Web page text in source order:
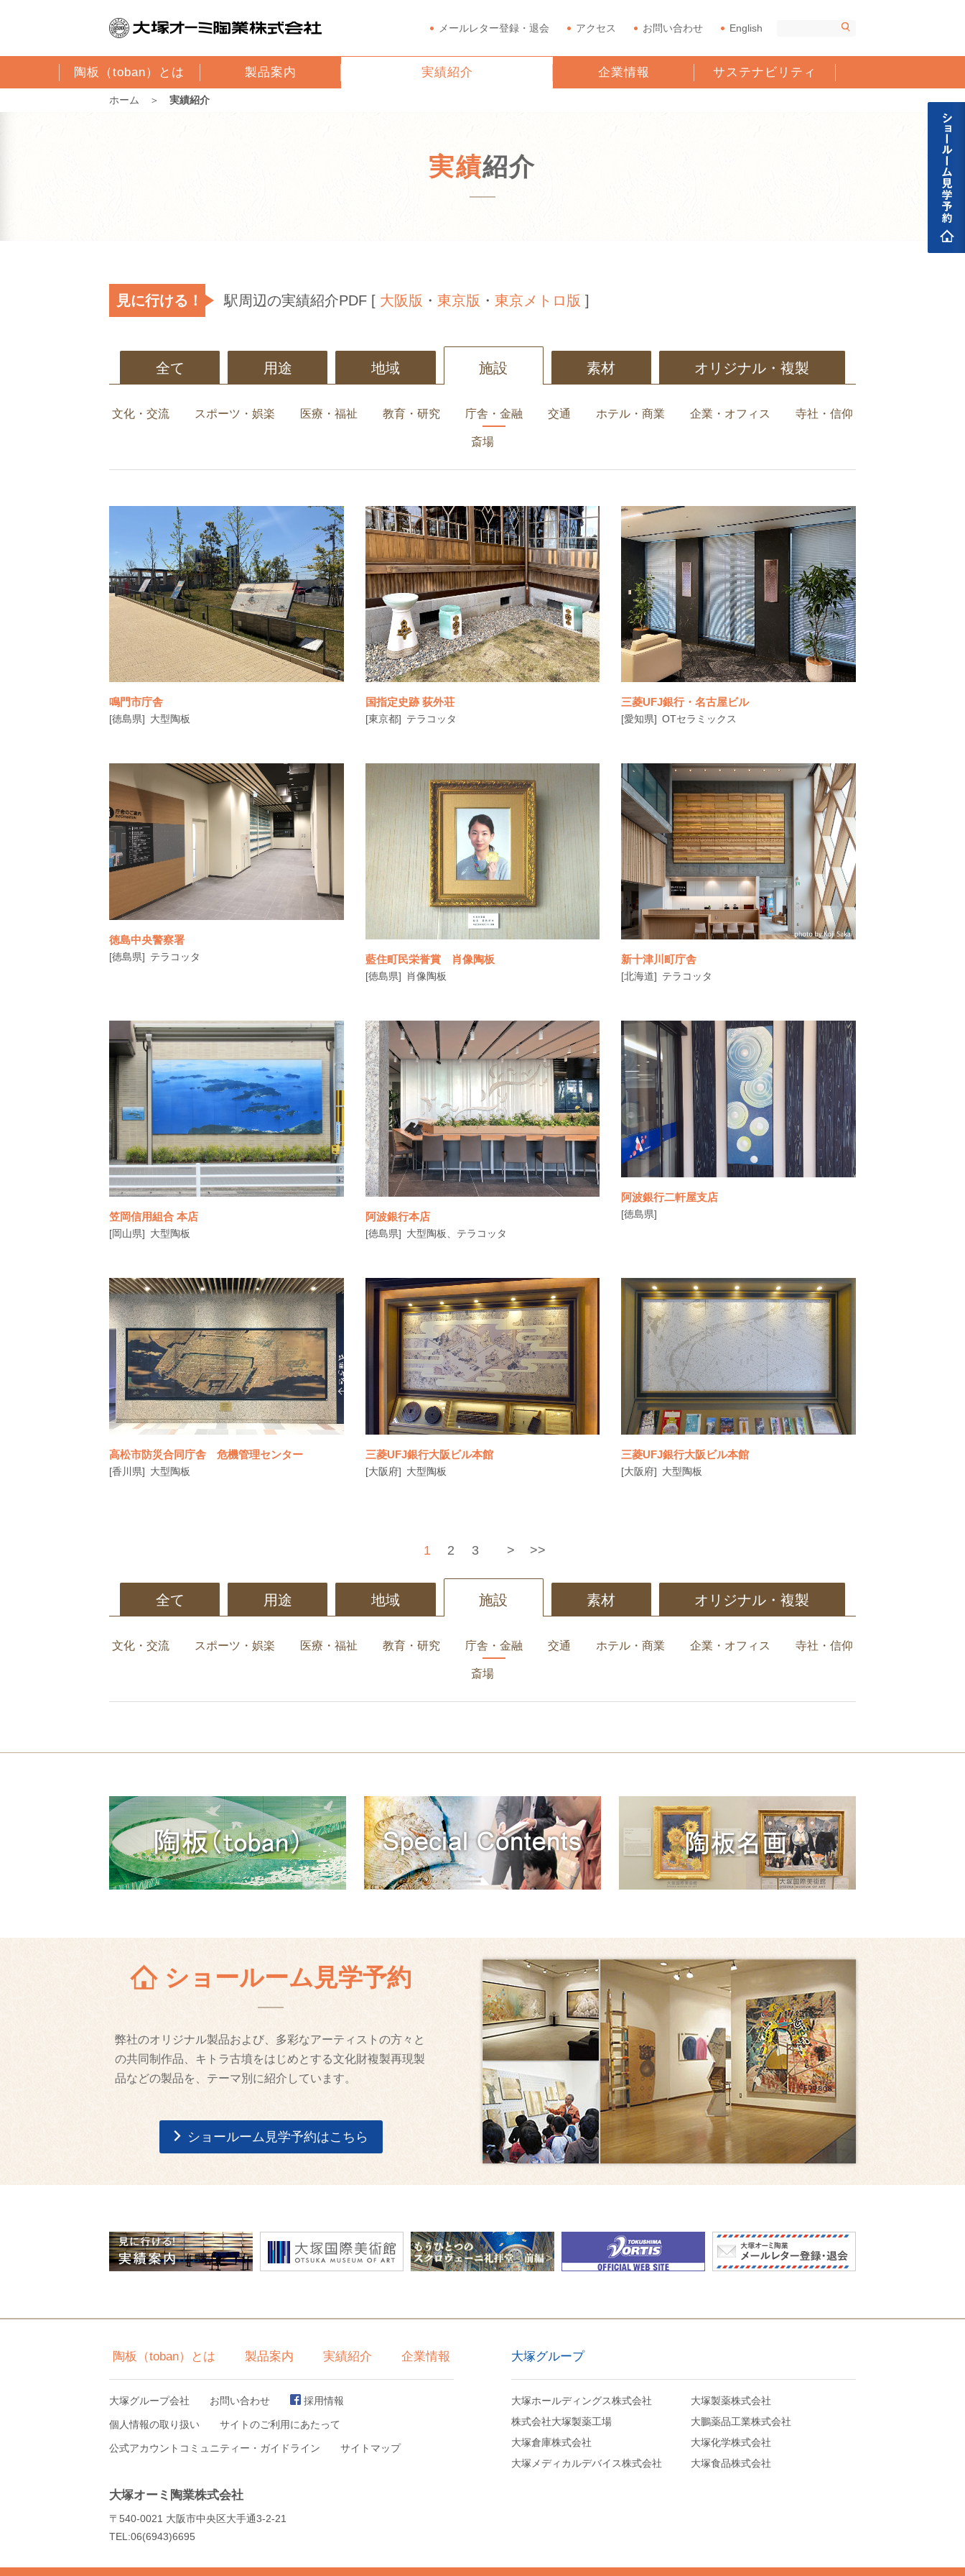
メールレター登録・退会 アクセス お問い合わせ English
陶板（toban）とは 製品案内 実績紹介 企業情報 サステナビリティ
ホーム ＞ 実績紹介
実績紹介
見に行ける！ 駅周辺の実績紹介PDF [ 大阪版 ・ 東京版 ・ 東京メトロ版 ]
全て 用途 地域 施設 素材 オリジナル・複製
文化・交流 スポーツ・娯楽 医療・福祉 教育・研究 庁舎・金融 交通 ホテル・商業 企業・オフィス 寺社・信仰
斎場
鳴門市旧庁舎の老朽化や機能分散による課題
を解消するため、新庁舎が整備されました
鳴門市庁舎
[徳島県] 大型陶板
国の史跡「荻外荘」は、政治の方向を決める
重要な会議が多数行われた場所です。この度
国指定史跡 荻外荘
[東京都] テラコッタ
三菱UFJ銀行・名古屋ビル
[愛知県] OTセラミックス
徳島中央警察署
[徳島県] テラコッタ 藍住町民栄誉賞 肖像陶板
[徳島県] 肖像陶板
実りの季節の生命力は 清流から溢れ出るかの
ごとく勢いを増し 人々の心と共にふるさ
新十津川町庁舎
[北海道] テラコッタ
笠岡信用組合 本店
[岡山県] 大型陶板
阿波銀行本店
[徳島県] 大型陶板、テラコッタ
阿波銀行二軒屋支店
[徳島県]
高松市防災合同庁舎 危機管理センター
[香川県] 大型陶板
三菱UFJ銀行大阪ビル本館
[大阪府] 大型陶板
三菱UFJ銀行大阪ビル本館
[大阪府] 大型陶板
1 2 3 > >>
全て 用途 地域 施設 素材 オリジナル・複製
文化・交流 スポーツ・娯楽 医療・福祉 教育・研究 庁舎・金融 交通 ホテル・商業 企業・オフィス 寺社・信仰
斎場
ショールーム見学予約
弊社のオリジナル製品および、多彩なアーティストの方々と
の共同制作品、キトラ古墳をはじめとする文化財複製再現製
品などの製品を、テーマ別に紹介しています。
ショールーム見学予約はこちら
陶板（toban）とは 製品案内 実績紹介 企業情報
大塚グループ会社 お問い合わせ 採用情報
個人情報の取り扱い サイトのご利用にあたって
公式アカウントコミュニティー・ガイドライン サイトマップ
大塚グループ
大塚ホールディングス株式会社
大塚製薬株式会社
株式会社大塚製薬工場
大鵬薬品工業株式会社
大塚倉庫株式会社
大塚化学株式会社
大塚メディカルデバイス株式会社
大塚食品株式会社
大塚オーミ陶業株式会社
〒540-0021 大阪市中央区大手通3-2-21
TEL:06(6943)6695